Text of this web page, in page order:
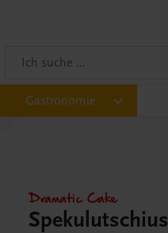
Gastronomie
Dramatic Cake
Spekulutschius